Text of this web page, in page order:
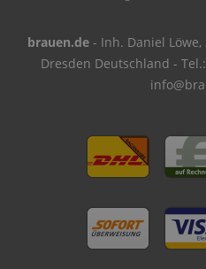
brauen.de- Inh. Daniel Löwe,
Dresden Deutschland -